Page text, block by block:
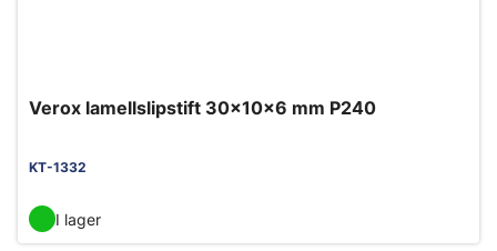
Verox lamellslipstift 30x10x6 mm P240
KT-1332
I lager